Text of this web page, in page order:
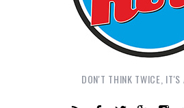
DON'T THINK TWICE, IT'S